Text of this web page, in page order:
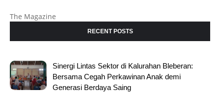
The Magazine
RECENT POSTS
Sinergi Lintas Sektor di Kalurahan Bleberan:
Bersama Cegah Perkawinan Anak demi
Generasi Berdaya Saing